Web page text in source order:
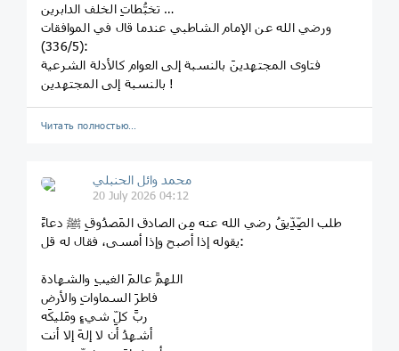
تخبُّطاتِ الخلف الدابرين …
ورضي الله عن الإمام الشاطبي عندما قال في الموافقات
(336/5):
فتاوى المجتهدينَ بالنسبة إلى العوام كالأدلة الشرعية
بالنسبة إلى المجتهدين !
Читать полностью…
محمد وائل الحنبلي
20 July 2026 04:12
طلب الصِّدِّيقُ رضي الله عنه مِن الصادق المَصدُوقِ ﷺ دعاءً
يقوله إذا أصبح وإذا أمسى، فقال له قل:
اللهمَّ عالمَ الغيبِ والشهادة
فاطرَ السماواتِ والأرض
ربَّ كلِّ شيءٍ ومَليكَه
أشهدُ أن لا إلهَ إلا أنت